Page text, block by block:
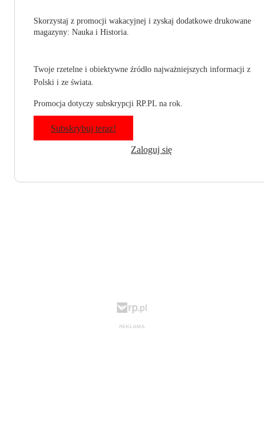
Skorzystaj z promocji wakacyjnej i zyskaj dodatkowe drukowane
magazyny: Nauka i Historia.
Twoje rzetelne i obiektywne źródło najważniejszych informacji z
Polski i ze świata.
Promocja dotyczy subskrypcji RP.PL na rok.
Subskrybuj teraz!
Zaloguj się